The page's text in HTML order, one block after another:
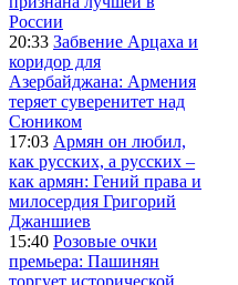
России
20:33 Забвение Арцаха и
коридор для
Азербайджана: Армения
теряет суверенитет над
Сюником
17:03 Армян он любил,
как русских, а русских –
как армян: Гений права и
милосердия Григорий
Джаншиев
15:40 Розовые очки
премьера: Пашинян
торгует исторической